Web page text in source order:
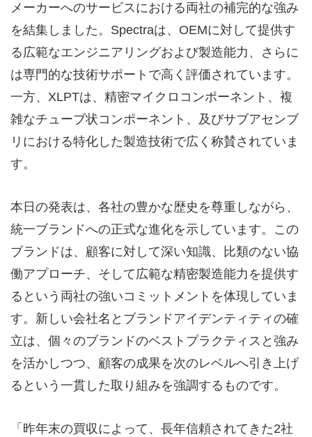
メーカーへのサービスにおける両社の補完的な強み
を結集しました。Spectraは、OEMに対して提供す
る広範なエンジニアリングおよび製造能力、さらに
は専門的な技術サポートで高く評価されています。
一方、XLPTは、精密マイクロコンポーネント、複
雑なチューブ状コンポーネント、及びサブアセンブ
リにおける特化した製造技術で広く称賛されていま
す。
本日の発表は、各社の豊かな歴史を尊重しながら、
統一ブランドへの正式な進化を示しています。この
ブランドは、顧客に対して深い知識、比類のない協
働アプローチ、そして広範な精密製造能力を提供す
るという両社の強いコミットメントを体現していま
す。新しい会社名とブランドアイデンティティの確
立は、個々のブランドのベストプラクティスと強み
を活かしつつ、顧客の成果を次のレベルへ引き上げ
るという一貫した取り組みを強調するものです。
「昨年末の買収によって、長年信頼されてきた2社